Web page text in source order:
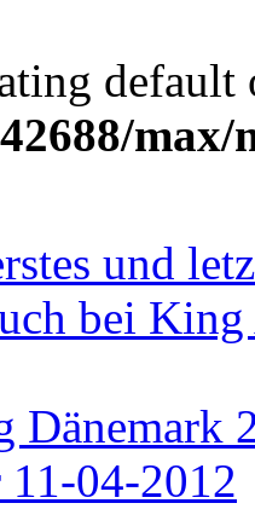
und
bei
Dänemark
11-04-2012